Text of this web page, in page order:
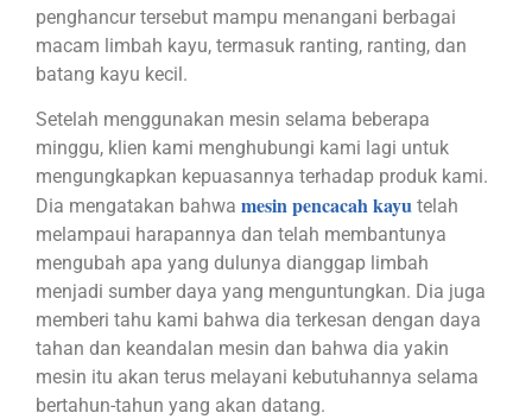
penghancur tersebut mampu menangani berbagai
macam limbah kayu, termasuk ranting, ranting, dan
batang kayu kecil.
Setelah menggunakan mesin selama beberapa
minggu, klien kami menghubungi kami lagi untuk
mengungkapkan kepuasannya terhadap produk kami.
Dia mengatakan bahwa mesin pencacah kayu telah
melampaui harapannya dan telah membantunya
mengubah apa yang dulunya dianggap limbah
menjadi sumber daya yang menguntungkan. Dia juga
memberi tahu kami bahwa dia terkesan dengan daya
tahan dan keandalan mesin dan bahwa dia yakin
mesin itu akan terus melayani kebutuhannya selama
bertahun-tahun yang akan datang.